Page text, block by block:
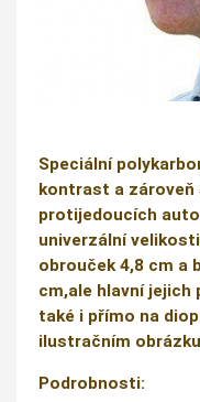
Speciální
kontrast a
protijedoucích
univerzální
obrouček 4,8 cm a
cm,ale hlavní
také i přímo na
ilustračním
Podrobnosti: